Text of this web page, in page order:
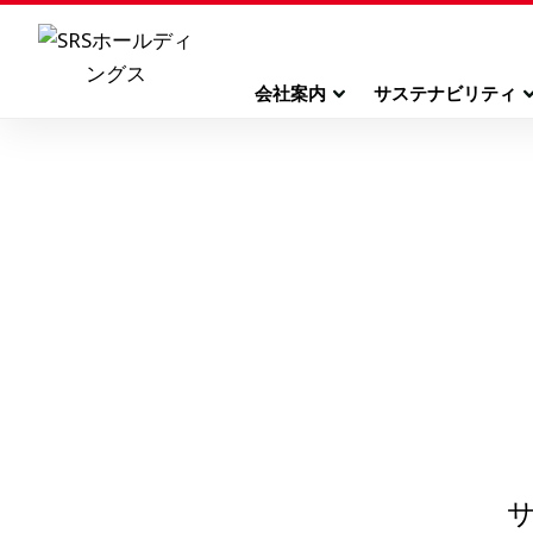
会社案内 サステナビリティ